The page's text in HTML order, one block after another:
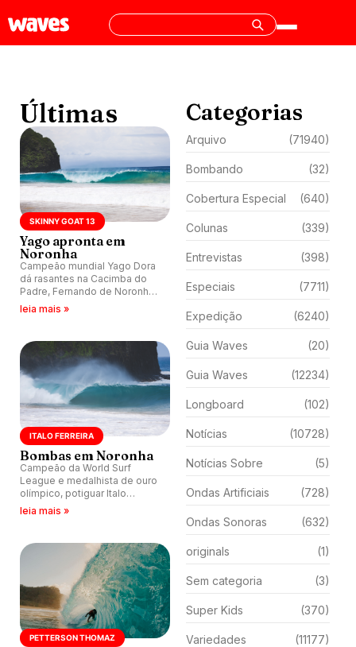
Últimas
SKINNY GOAT 13
Yago apronta em
Noronha
Campeão mundial Yago Dora
dá rasantes na Cacimba do
Padre, Fernando de Noronha
(PE), na companhia da galera
leia mais »
ITALO FERREIRA
Bombas em Noronha
Campeão da World Surf
League e medalhista de ouro
olímpico, potiguar Italo
Ferreira aproveita verão em
Padre.
leia mais »
PETTERSON THOMAZ
Categorias
Arquivo (71940)
Bombando (32)
Cobertura Especial (640)
Colunas (339)
Entrevistas (398)
Especiais (7711)
Expedição (6240)
Guia Waves (20)
Guia Waves (12234)
Longboard (102)
Notícias (10728)
Notícias Sobre (5)
Ondas Artificiais (728)
Ondas Sonoras (632)
originals (1)
Sem categoria (3)
Super Kids (370)
Variedades (11177)